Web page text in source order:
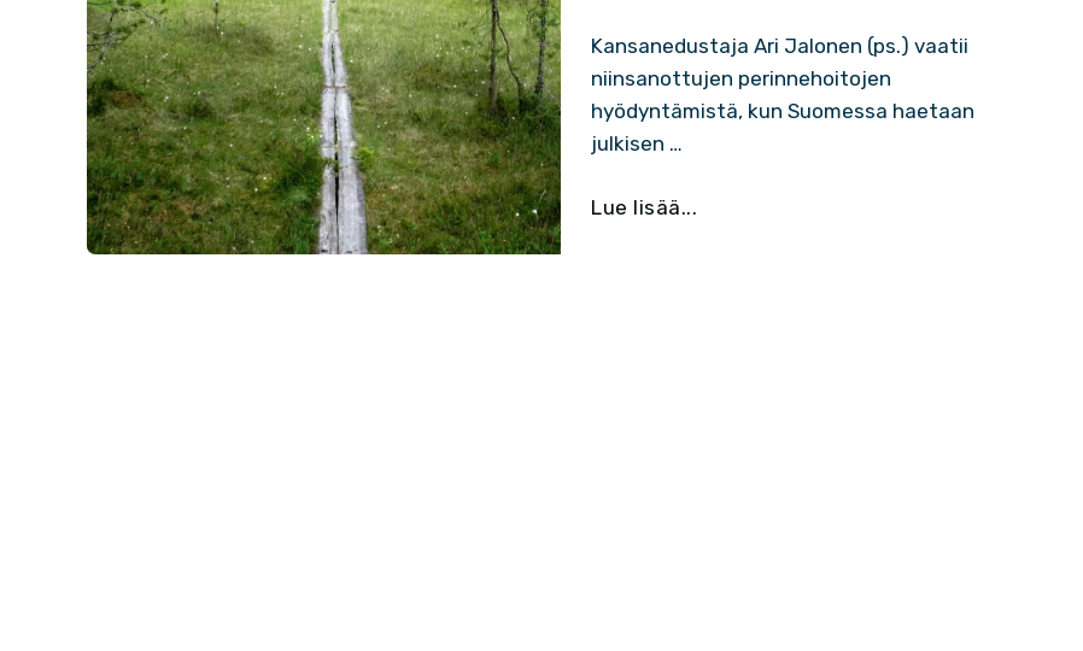
Kansanedustaja Ari Jalonen (ps.) vaatii
niinsanottujen perinnehoitojen
hyödyntämistä, kun Suomessa haetaan
julkisen …
Lue lisää...